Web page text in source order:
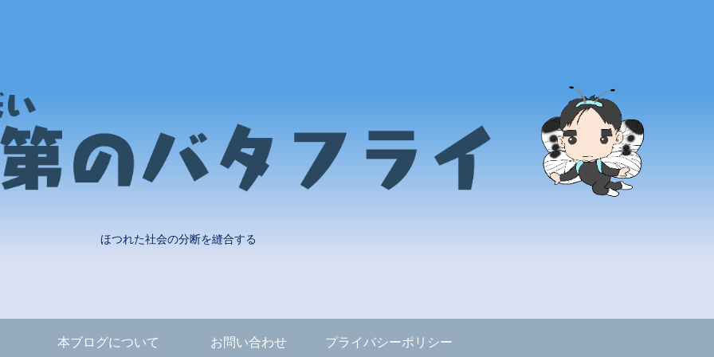
ほつれた社会の分断を縫合する
本ブログについて お問い合わせ プライバシーポリシー